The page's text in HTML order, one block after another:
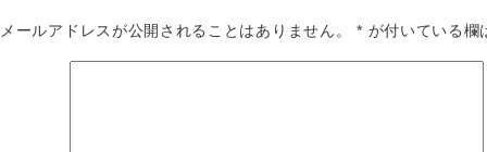
メールアドレスが公開されることはありません。 * が付いている欄